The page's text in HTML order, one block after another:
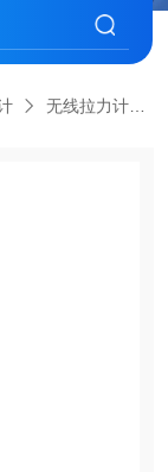
无线拉力计